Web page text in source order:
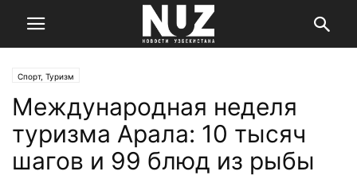
Спорт, Туризм
Международная неделя
туризма Арала: 10 тысяч
шагов и 99 блюд из рыбы